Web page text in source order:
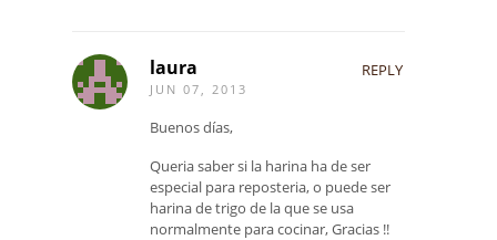
laura
JUN 07, 2013
REPLY
Buenos días,
Queria saber si la harina ha de ser
especial para reposteria, o puede ser
harina de trigo de la que se usa
normalmente para cocinar, Gracias !!